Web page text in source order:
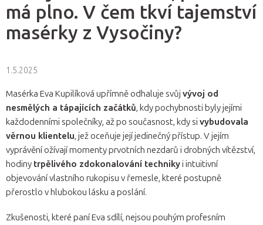
má plno. V čem tkví tajemství
masérky z Vysočiny?
1.5.2025
Masérka Eva Kupilíková upřímně odhaluje svůj vývoj od
nesmělých a tápajících začátků, kdy pochybnosti byly jejími
každodenními společníky, až po současnost, kdy si vybudovala
věrnou klientelu, jež oceňuje její jedinečný přístup. V jejím
vyprávění ožívají momenty prvotních nezdarů i drobných vítězství,
hodiny trpělivého zdokonalování technikyi intuitivní
objevování vlastního rukopisu v řemesle, které postupně
přerostlo v hlubokou lásku a poslání.
Zkušenosti, které paní Eva sdílí, nejsou pouhým profesním